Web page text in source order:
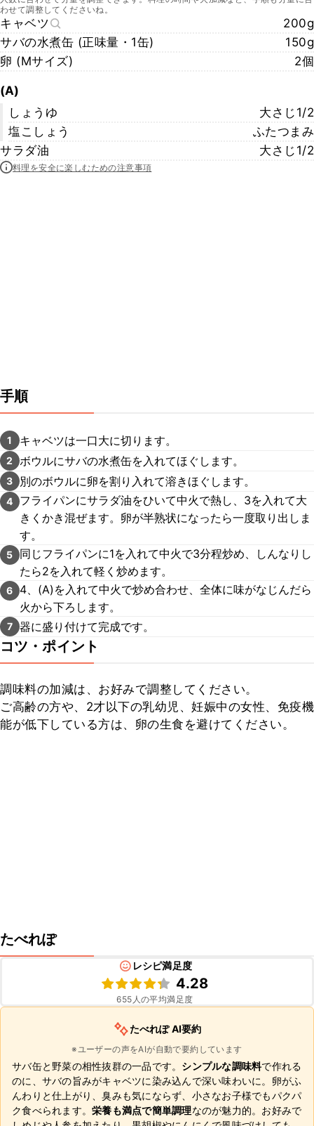
わせて調整してくださいね。
キャベツ
200g
サバの水煮缶 (正味量・1缶)
150g
卵 (Mサイズ)
2個
(A)
しょうゆ
大さじ1/2
塩こしょう
ふたつまみ
サラダ油
大さじ1/2
料理を安全に楽しむための注意事項
手順
1 キャベツは一口大に切ります。
2 ボウルにサバの水煮缶を入れてほぐします。
3 別のボウルに卵を割り入れて溶きほぐします。
4
フライパンにサラダ油をひいて中火で熱し、3を入れて大
きくかき混ぜます。卵が半熟状になったら一度取り出しま
す。
5
同じフライパンに1を入れて中火で3分程炒め、しんなりし
たら2を入れて軽く炒めます。
6
4、(A)を入れて中火で炒め合わせ、全体に味がなじんだら
火から下ろします。
7 器に盛り付けて完成です。
コツ・ポイント
調味料の加減は、お好みで調整してください。
ご高齢の方や、2才以下の乳幼児、妊娠中の女性、免疫機
能が低下している方は、卵の生食を避けてください。
たべれぽ
レシピ満足度
4.28
655 人の平均満足度
たべれぽ AI要約
※ユーザーの声をAIが自動で要約しています
サバ缶と野菜の相性抜群の一品です。 シンプルな調味料で作れる
のに、サバの旨みがキャベツに染み込んで深い味わいに。卵がふ
んわりと仕上がり、臭みも気にならず、小さなお子様でもパクパ
ク食べられます。 栄養も満点で簡単調理なのが魅力的。お好みで